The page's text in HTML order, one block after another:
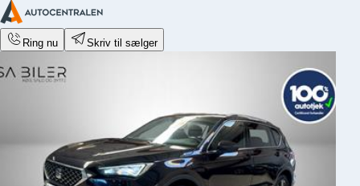
Ring nu Skriv til sælger